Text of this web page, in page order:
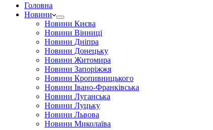
Головна
Новини
Новини Києва
Новини Вінниці
Новини Дніпра
Новини Донецьку
Новини Житомира
Новини Запоріжжя
Новини Кропивницького
Новини Івано-Франківська
Новини Луганська
Новини Луцьку
Новини Львова
Новини Миколаїва